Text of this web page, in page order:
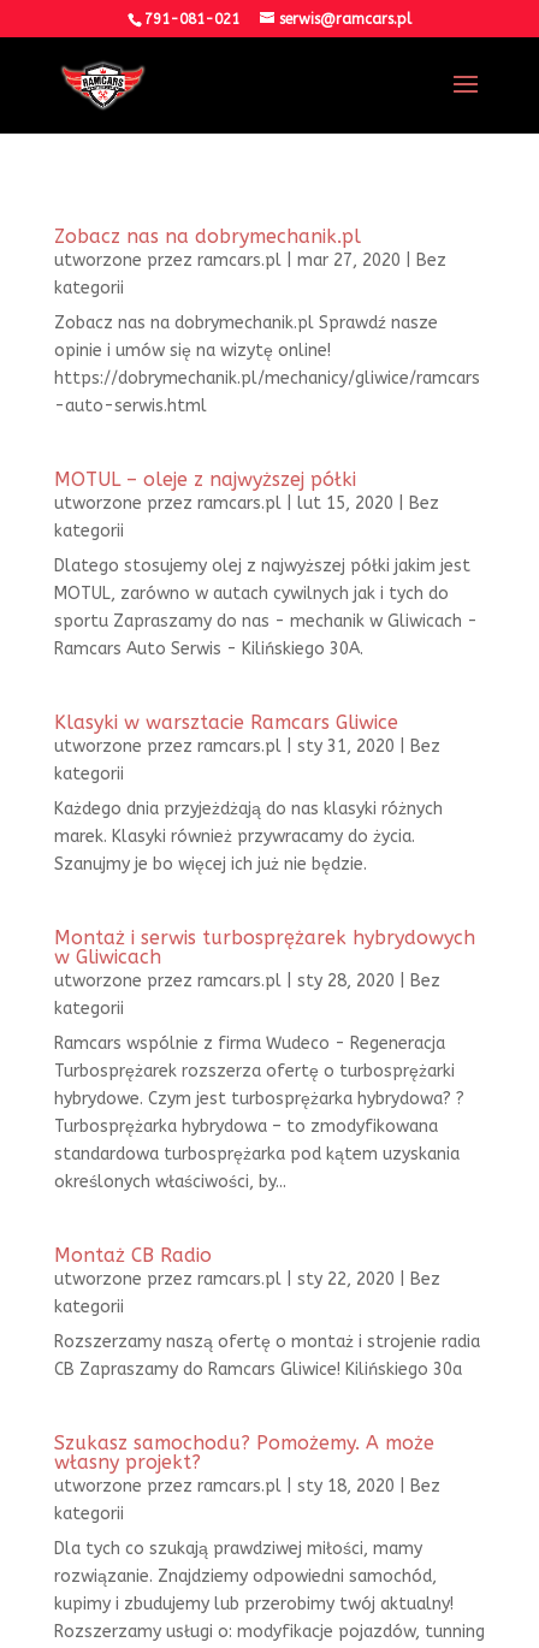
791-081-021 serwis@ramcars.pl
Zobacz nas na dobrymechanik.pl
utworzone przez ramcars.pl| mar 27, 2020
Bez
kategorii
Zobacz nas na dobrymechanik.pl Sprawdź nasze
opinie i umów się na wizytę online!
https://dobrymechanik.pl/mechanicy/gliwice/ramcars
-auto-serwis.html
MOTUL – oleje z najwyższej półki
utworzone przez ramcars.pl| lut 15, 2020
Bez
kategorii
Dlatego stosujemy olej z najwyższej półki jakim jest
MOTUL, zarówno w autach cywilnych jak i tych do
sportu Zapraszamy do nas - mechanik w Gliwicach -
Ramcars Auto Serwis - Kilińskiego 30A.
Klasyki w warsztacie Ramcars Gliwice
utworzone przez ramcars.pl| sty 31, 2020
Bez
kategorii
Każdego dnia przyjeżdżają do nas klasyki różnych
marek. Klasyki również przywracamy do życia.
Szanujmy je bo więcej ich już nie będzie.
Montaż i serwis turbosprężarek hybrydowych
w Gliwicach
utworzone przez ramcars.pl| sty 28, 2020
Bez
kategorii
Ramcars wspólnie z firma Wudeco - Regeneracja
Turbosprężarek rozszerza ofertę o turbosprężarki
hybrydowe. Czym jest turbosprężarka hybrydowa? ?
Turbosprężarka hybrydowa – to zmodyfikowana
standardowa turbosprężarka pod kątem uzyskania
określonych właściwości, by...
Montaż CB Radio
utworzone przez ramcars.pl| sty 22, 2020
Bez
kategorii
Rozszerzamy naszą ofertę o montaż i strojenie radia
CB Zapraszamy do Ramcars Gliwice! Kilińskiego 30a
Szukasz samochodu? Pomożemy. A może
własny projekt?
utworzone przez ramcars.pl| sty 18, 2020
Bez
kategorii
Dla tych co szukają prawdziwej miłości, mamy
rozwiązanie. Znajdziemy odpowiedni samochód,
kupimy i zbudujemy lub przerobimy twój aktualny!
Rozszerzamy usługi o: modyfikacje pojazdów, tunning